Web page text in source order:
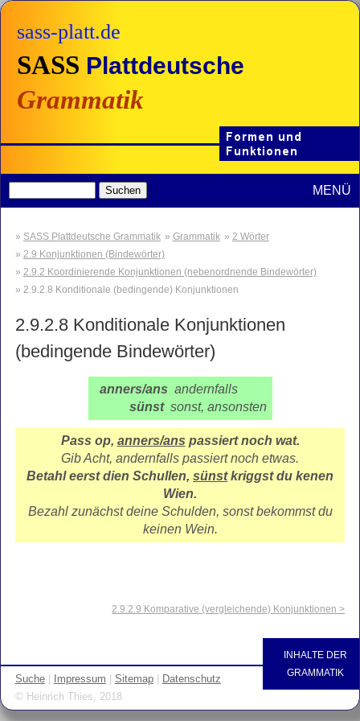
sass-platt.de
SASS Plattdeutsche
Grammatik
MENÜ
SASS Plattdeutsche Grammatik Grammatik
2 Wörter
2.9 Konjunktionen (Bindewörter)
2.9.2 Koordinierende Konjunktionen (nebenordnende Bindewörter)
2.9.2.8 Konditionale (bedingende) Konjunktionen
2.9.2.8 Konditionale Konjunktionen
(bedingende Bindewörter)
anners/ans andernfalls
sünst sonst, ansonsten
Pass op, anners/ans passiert noch wat.
Gib Acht, andernfalls passiert noch etwas.
Betahl eerst dien Schullen, sünst kriggst du kenen
Wien.
Bezahl zunächst deine Schulden, sonst bekommst du
keinen Wein.
2.9.2.9 Komparative (vergleichende) Konjunktionen >
INHALTE DER
GRAMMATIK
Suche| Impressum Sitemap|
Datenschutz
© Heinrich Thies, 2018